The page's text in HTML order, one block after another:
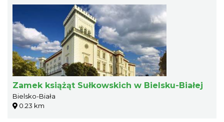
Zamek książąt Sułkowskich w Bielsku-Białej
Bielsko-Biała
0.23 km